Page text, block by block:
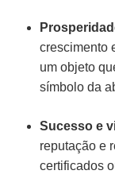
crescimento
um objeto
símbolo da
Sucesso e
reputação e
certificados